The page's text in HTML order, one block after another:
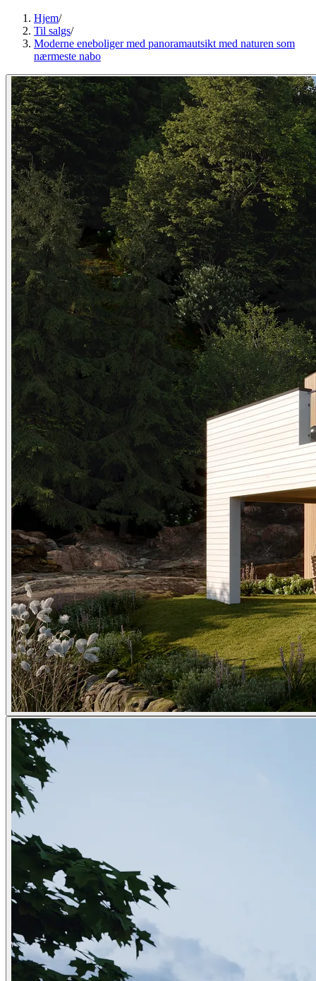
Hjem/
Til salgs/
Moderne eneboliger med panoramautsikt med naturen som
nærmeste nabo